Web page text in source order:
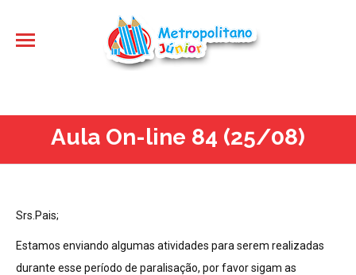
Aula On-line 84 (25/08)
Srs.Pais;
Estamos enviando algumas atividades para serem realizadas
durante esse período de paralisação, por favor sigam as